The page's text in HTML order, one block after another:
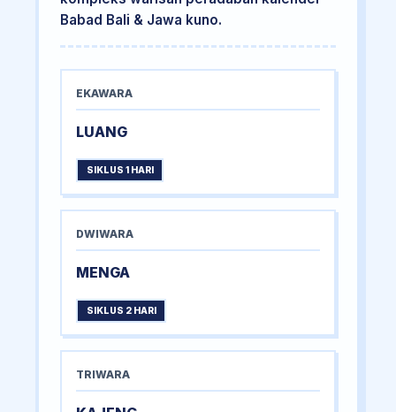
Babad Bali & Jawa kuno.
EKAWARA
LUANG
SIKLUS 1 HARI
DWIWARA
MENGA
SIKLUS 2 HARI
TRIWARA